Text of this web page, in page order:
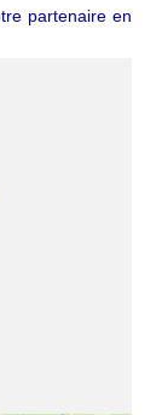
partenaire en